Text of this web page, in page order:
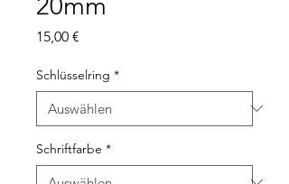
15,00 €
Schlüsselring *
Schriftfarbe *